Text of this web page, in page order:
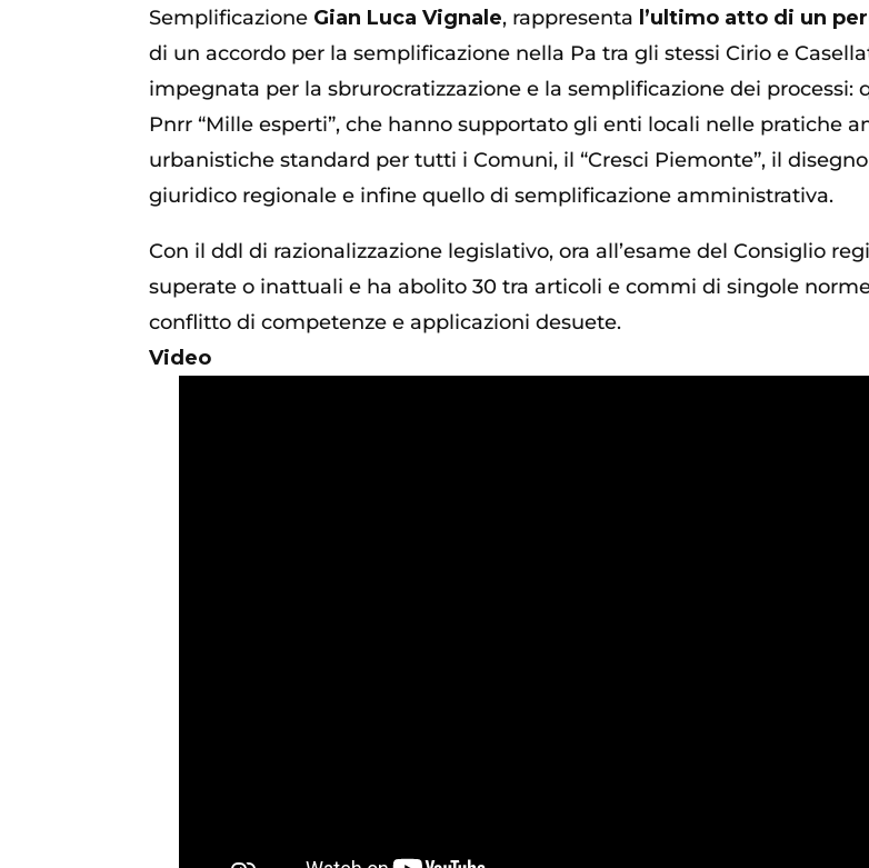
Semplificazione Gian Luca Vignale, rappresenta l’ultimo atto di un
di un accordo per la semplificazione nella Pa tra gli stessi Cirio e
impegnata per la sbrurocratizzazione e la semplificazione dei
Pnrr “Mille esperti”, che hanno supportato gli enti locali nelle pratiche
urbanistiche standard per tutti i Comuni, il “Cresci Piemonte”, il
giuridico regionale e infine quello di semplificazione amministrativa.
Con il ddl di razionalizzazione legislativo, ora all’esame del Consiglio
superate o inattuali e ha abolito 30 tra articoli e commi di singole
conflitto di competenze e applicazioni desuete.
Video